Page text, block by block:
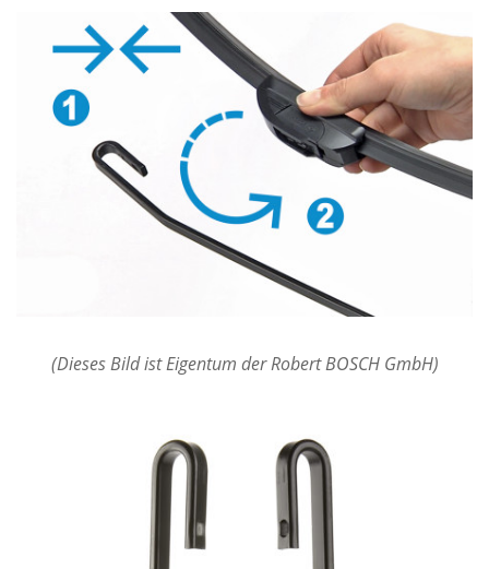
(Dieses Bild ist Eigentum der Robert BOSCH GmbH)